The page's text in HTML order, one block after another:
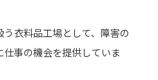
衣料品工場として、障害の
事の機会を提供していま